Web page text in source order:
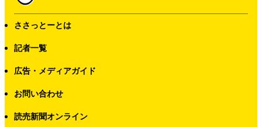
ささっとーとは
記者一覧
広告・メディアガイド
お問い合わせ
読売新聞オンライン